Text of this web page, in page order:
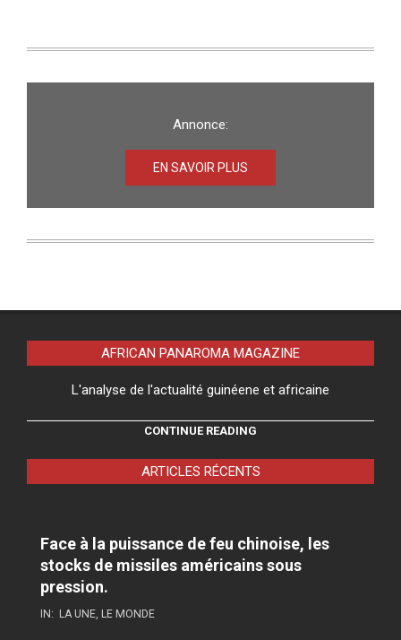
Annonce:
EN SAVOIR PLUS
AFRICAN PANAROMA MAGAZINE
L'analyse de l'actualité guinéene et africaine
CONTINUE READING
ARTICLES RÉCENTS
Face à la puissance de feu chinoise, les
stocks de missiles américains sous
pression.
IN: LA UNE, LE MONDE